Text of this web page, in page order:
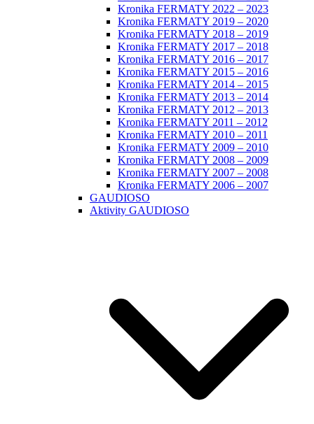
Kronika FERMATY 2022 – 2023
Kronika FERMATY 2019 – 2020
Kronika FERMATY 2018 – 2019
Kronika FERMATY 2017 – 2018
Kronika FERMATY 2016 – 2017
Kronika FERMATY 2015 – 2016
Kronika FERMATY 2014 – 2015
Kronika FERMATY 2013 – 2014
Kronika FERMATY 2012 – 2013
Kronika FERMATY 2011 – 2012
Kronika FERMATY 2010 – 2011
Kronika FERMATY 2009 – 2010
Kronika FERMATY 2008 – 2009
Kronika FERMATY 2007 – 2008
Kronika FERMATY 2006 – 2007
GAUDIOSO
Aktivity GAUDIOSO